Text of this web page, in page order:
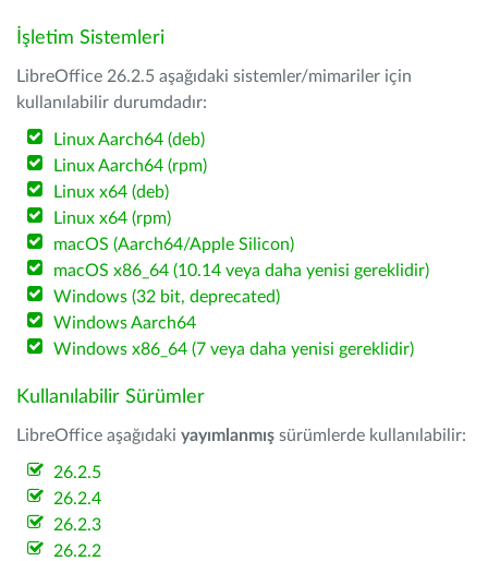
İşletim Sistemleri
LibreOffice 26.2.5 aşağıdaki sistemler/mimariler için
kullanılabilir durumdadır:
Linux Aarch64 (deb)
Linux Aarch64 (rpm)
Linux x64 (deb)
Linux x64 (rpm)
macOS (Aarch64/Apple Silicon)
macOS x86_64 (10.14 veya daha yenisi gereklidir)
Windows (32 bit, deprecated)
Windows Aarch64
Windows x86_64 (7 veya daha yenisi gereklidir)
Kullanılabilir Sürümler
LibreOffice aşağıdaki yayımlanmış sürümlerde kullanılabilir:
26.2.5
26.2.4
26.2.3
26.2.2